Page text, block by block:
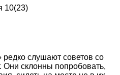
10(23)
редко слушают советов со
Они склонны попробовать,